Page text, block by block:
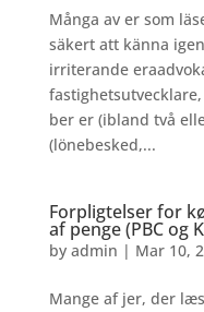
Många av er som
säkert att känna
irriterande
ber er (ibland två
(lönebesked,...
Forpligtelser for
af penge (PBC og
by admin | Mar 10,
Mange af jer, der